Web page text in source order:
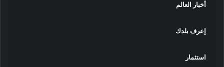
أخبار العالم
إعرف بلدك
استثمار